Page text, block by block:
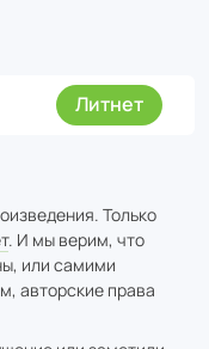
Литнет
Только
. И мы верим, что
или самими
авторские права